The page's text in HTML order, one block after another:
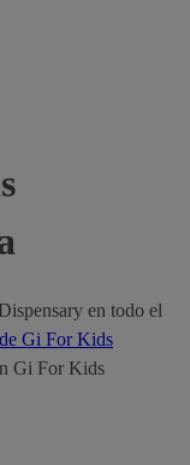
en todo el
Gi For Kids
Gi For Kids